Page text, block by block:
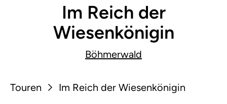
Im Reich der
Wiesenkönigin
Böhmerwald
Touren Im Reich der Wiesenkönigin